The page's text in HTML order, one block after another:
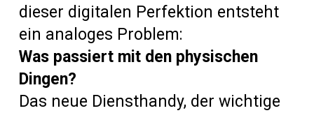
dieser digitalen Perfektion entsteht
ein analoges Problem:
Was passiert mit den physischen
Dingen?
Das neue Diensthandy, der wichtige